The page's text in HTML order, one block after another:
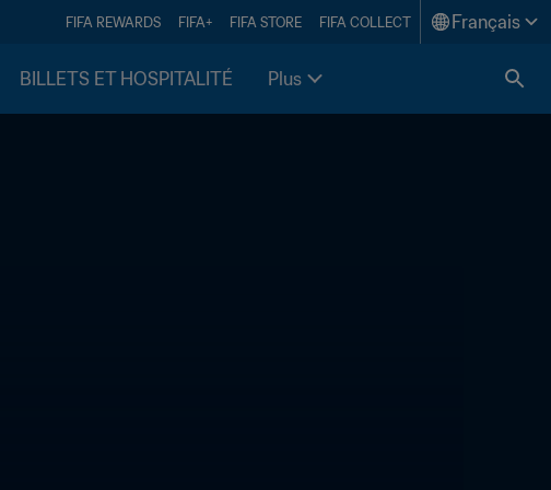
FIFA REWARDS FIFA+ FIFA STORE FIFA COLLECT Français
BILLETS ET HOSPITALITÉ Plus